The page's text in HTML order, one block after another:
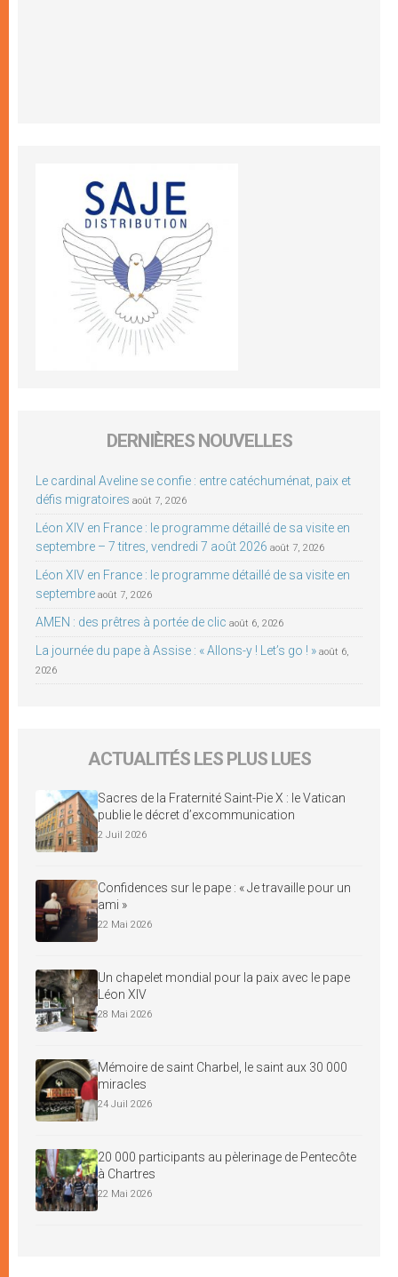
DERNIÈRES NOUVELLES
Le cardinal Aveline se confie : entre catéchuménat, paix et
défis migratoires août 7, 2026
Léon XIV en France : le programme détaillé de sa visite en
septembre – 7 titres, vendredi 7 août 2026 août 7, 2026
Léon XIV en France : le programme détaillé de sa visite en
septembre août 7, 2026
AMEN : des prêtres à portée de clic août 6, 2026
La journée du pape à Assise : « Allons-y ! Let’s go ! » août 6,
2026
ACTUALITÉS LES PLUS LUES
Sacres de la Fraternité Saint-Pie X : le Vatican
publie le décret d’excommunication
2 Juil 2026
Confidences sur le pape : « Je travaille pour un
ami »
22 Mai 2026
Un chapelet mondial pour la paix avec le pape
Léon XIV
28 Mai 2026
Mémoire de saint Charbel, le saint aux 30 000
miracles
24 Juil 2026
20 000 participants au pèlerinage de Pentecôte
à Chartres
22 Mai 2026